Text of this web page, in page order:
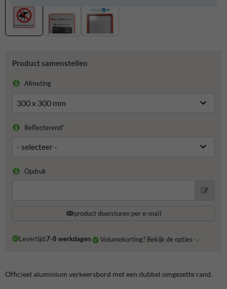
Product samenstellen
Afmeting
Reflecterend*
Opdruk
product doorsturen per e-mail
Levertijd:7-8 werkdagen Volumekorting? Bekijk de opties
Officieel aluminium verkeersbord met een dubbel omgezette rand.